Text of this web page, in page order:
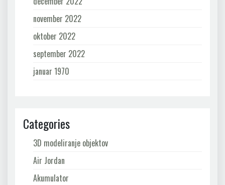
november 2022
oktober 2022
september 2022
januar 1970
Categories
3D modeliranje objektov
Air Jordan
Akumulator